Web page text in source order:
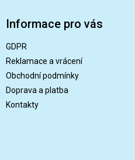
Informace pro vás
GDPR
Reklamace a vrácení
Obchodní podmínky
Doprava a platba
Kontakty